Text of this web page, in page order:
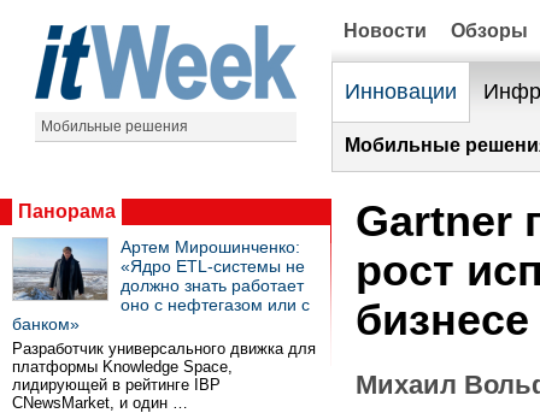
Мобильные решения
Новости Обзоры
Инновации
Мобильные
Панорама
Артем Мирошинченко:
«Ядро ETL-системы не
должно знать работает
оно с нефтегазом или с
банком»
Разработчик универсального движка для
платформы Knowledge Space,
лидирующей в рейтинге IBP
CNewsMarket, и один …
Gartner
рост
бизнесе
Михаил